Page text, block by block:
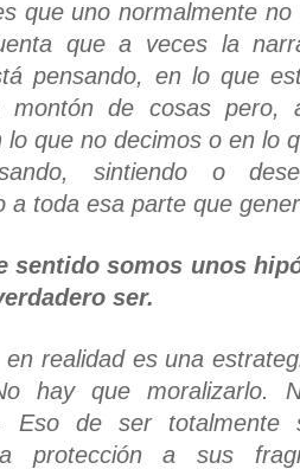
que uno normalmente no
quea veces la
pensando, en lo que
montón de cosas pero,
lo que no decimos o en lo
, sintiendo o
a toda esa parte que
sentido somos unos hi
ser.
en realidad es una estra
hay que moralizarlo.
Eso de ser totalmente
protección a sus fra